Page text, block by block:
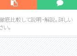
底比較して説明・解説。詳しい
。